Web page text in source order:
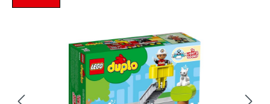
Bildergalerie überspringen